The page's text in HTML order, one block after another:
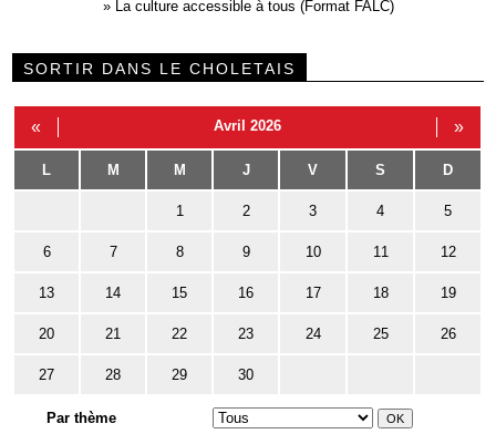
» La culture accessible à tous (Format FALC)
SORTIR DANS LE CHOLETAIS
« Avril 2026 »
L M M J V S D
1 2 3 4 5
6 7 8 9 10 11 12
13 14 15 16 17 18 19
20 21 22 23 24 25 26
27 28 29 30
Par thème